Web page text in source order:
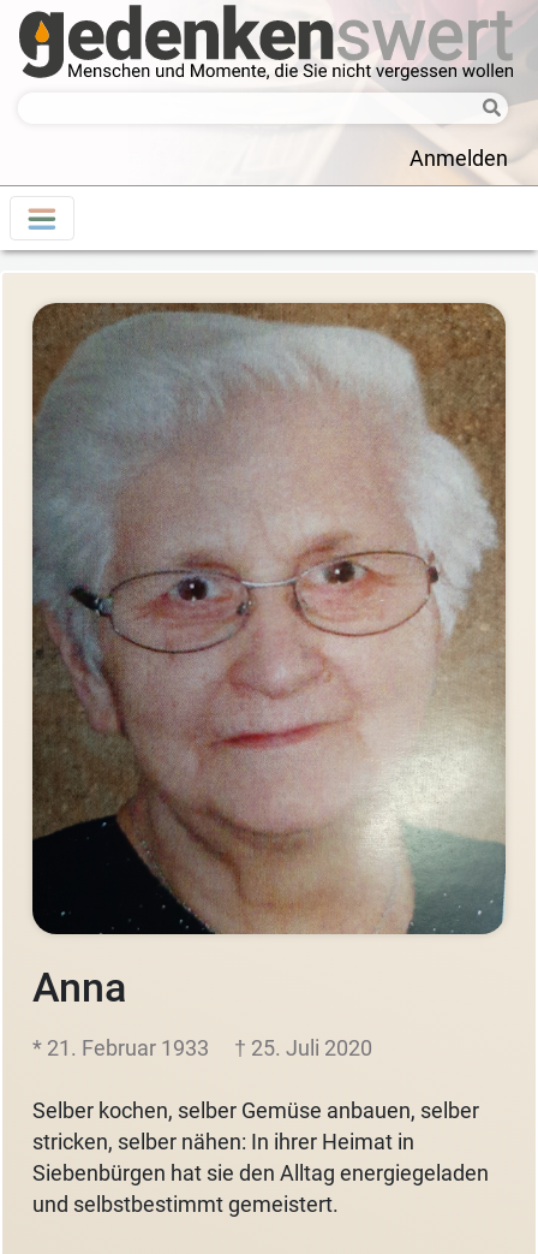
Anmelden
Anna
* 21. Februar 1933 † 25. Juli 2020
Selber kochen, selber Gemüse anbauen, selber
stricken, selber nähen: In ihrer Heimat in
Siebenbürgen hat sie den Alltag energiegeladen
und selbstbestimmt gemeistert.